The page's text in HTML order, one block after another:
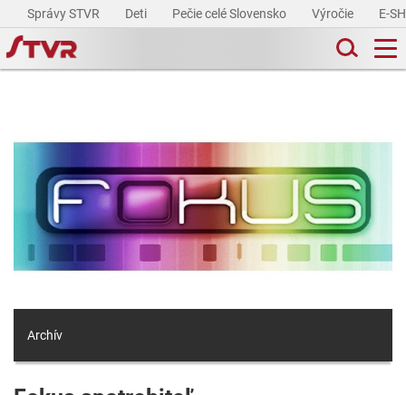
Správy STVR Deti Pečie celé Slovensko Výročie E-
Archív